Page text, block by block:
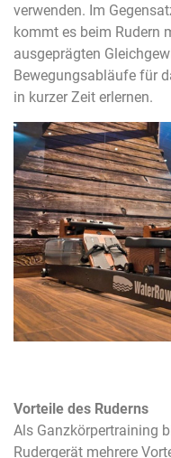
verwenden. Im
kommt es beim Rudern
ausgeprägten
Bewegungsabläufe für
in kurzer Zeit erlernen.
Vorteile des Ruderns
Als Ganzkörpertraining
Rudergerät mehrere